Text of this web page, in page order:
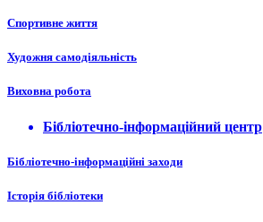
Спортивне життя
Художня самодіяльність
Виховна робота
Бібліотечно-інформаційний центр
Бібліотечно-інформаційні заходи
Історія бібліотеки